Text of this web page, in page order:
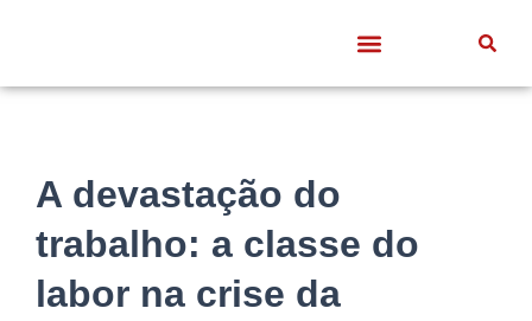
A devastação do
trabalho: a classe do
labor na crise da